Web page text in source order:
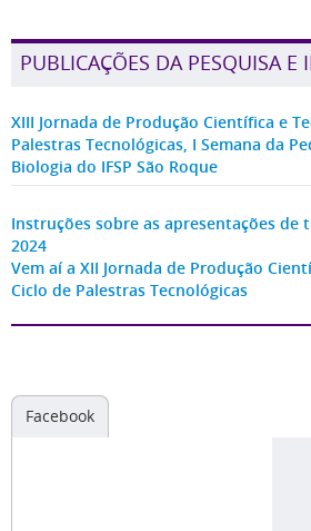
PUBLICAÇÕES DA PESQUISA E
XIII Jornada de Produção Científica e
Palestras Tecnológicas, I Semana da
Biologia do IFSP São Roque
Instruções sobre as apresentações de
2024
Vem aí a XII Jornada de Produção
Ciclo de Palestras Tecnológicas
Facebook